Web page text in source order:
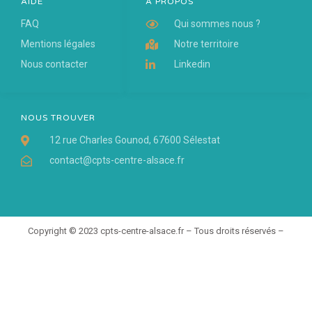
NOUS TROUVER
12 rue Charles Gounod, 67600 Sélestat
contact@cpts-centre-alsace.fr
Qui sommes nous ?
Notre territoire
Linkedin
FAQ
Mentions légales
Nous contacter
Copyright © 2023 cpts-centre-alsace.fr – Tous droits réservés –